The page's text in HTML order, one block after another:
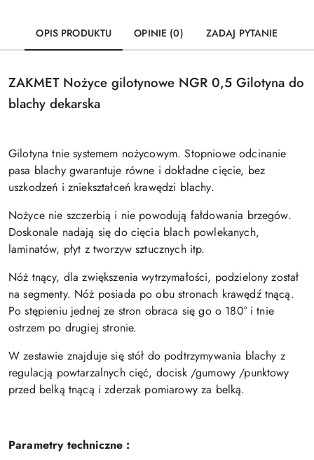
OPIS PRODUKTU OPINIE (0) ZADAJ PYTANIE
ZAKMET Nożyce gilotynowe NGR 0,5 Gilotyna do
blachy dekarska
Gilotyna tnie systemem nożycowym. Stopniowe odcinanie
pasa blachy gwarantuje równe i dokładne cięcie, bez
uszkodzeń i zniekształceń krawędzi blachy.
Nożyce nie szczerbią i nie powodują fałdowania brzegów.
Doskonale nadają się do cięcia blach powlekanych,
laminatów, płyt z tworzyw sztucznych itp.
Nóż tnący, dla zwiększenia wytrzymałości, podzielony został
na segmenty. Nóż posiada po obu stronach krawędź tnącą.
Po stępieniu jednej ze stron obraca się go o 180° i tnie
ostrzem po drugiej stronie.
W zestawie znajduje się stół do podtrzymywania blachy z
regulacją powtarzalnych cięć, docisk /gumowy /punktowy
przed belką tnącą i zderzak pomiarowy za belką.
Parametry techniczne :